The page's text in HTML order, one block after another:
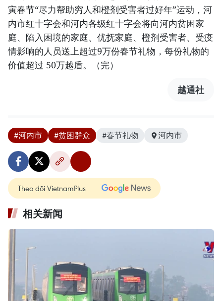
寅春节“尽力帮助穷人和橙剂受害者过好年”运动，河
内市红十字会和河内各级红十字会将向河内贫困家
庭、陷入困境的家庭、优抚家庭、橙剂受害者、受疫
情影响的人员送上超过9万份春节礼物，每份礼物的
价值超过 50万越盾。（完）
越通社
#河内市 #贫困群众 #春节礼物 河内市
Theo dõi VietnamPlus
相关新闻